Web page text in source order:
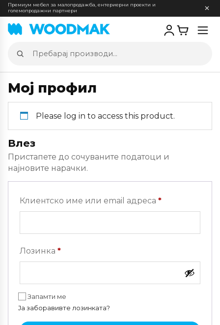
Премиум мебел за малопродажба, ентериерни проекти и
големопродажни партнери
Пребарај
производи
Мој профил
Please log in to access this product.
Влез
Пристапете до сочуваните податоци и
најновите нарачки.
Клиентско име или email адреса *
Лозинка *Задолжително
Запамти ме
Ја заборавивте лозинката?